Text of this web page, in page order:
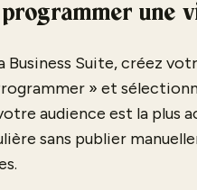
une
Business Suite, créez
» et
audience est la plus
sans publier